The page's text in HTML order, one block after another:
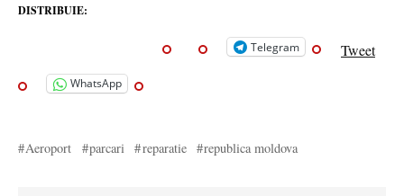
DISTRIBUIE:
Telegram Tweet
WhatsApp
Aeroport parcari reparatie republica moldova